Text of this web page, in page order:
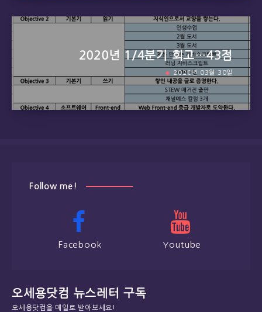
2020년 1/4분기 회고…43점
2020년 03월 30일
Follow me!
Facebook Youtube
오세용닷컴 뉴스레터 구독
오세용닷컴을 메일로 받아보세요!